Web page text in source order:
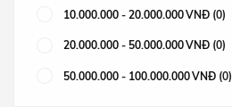
10.000.000 - 20.000.000VNĐ (0)
20.000.000 - 50.000.000VNĐ (0)
50.000.000 - 100.000.000VNĐ (0)